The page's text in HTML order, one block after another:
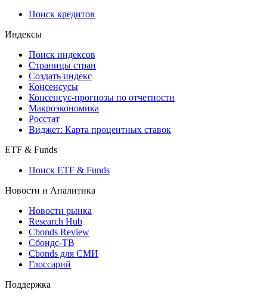
Поиск кредитов
Индексы
Поиск индексов
Страницы стран
Создать индекс
Консенсусы
Консенсус-прогнозы по отчетности
Макроэкономика
Росстат
Виджет: Карта процентных ставок
ETF & Funds
Поиск ETF & Funds
Новости и Аналитика
Новости рынка
Research Hub
Cbonds Review
Сбондс-ТВ
Cbonds для СМИ
Глоссарий
Поддержка